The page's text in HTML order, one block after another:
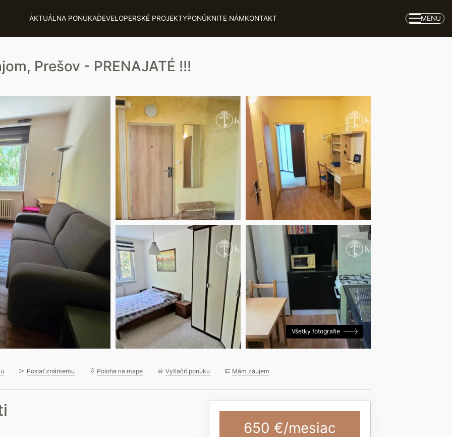
AKTUÁLNA PONUKADEVELOPERSKÉ PROJEKTYPONÚKNITE NÁMKONTAKT MENU
Prešov - PRENAJATÉ !!!
Všetky fotografie
Poslať známemu Poloha na mape Vytlačiť ponuku Mám záujem
650 €/mesiac